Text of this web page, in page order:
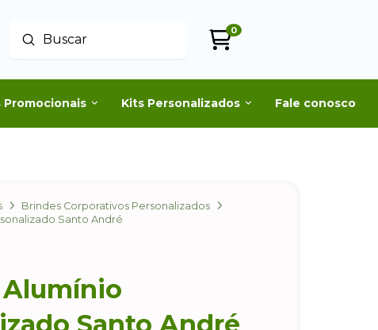
Buscar
Enviar
0
Promocionais Kits Personalizados Fale conosco
Brindes Corporativos Personalizados
Santo André
Alumínio